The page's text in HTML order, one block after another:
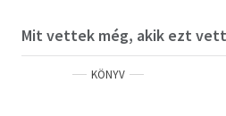
Mit vettek még, akik ezt
KÖNYV